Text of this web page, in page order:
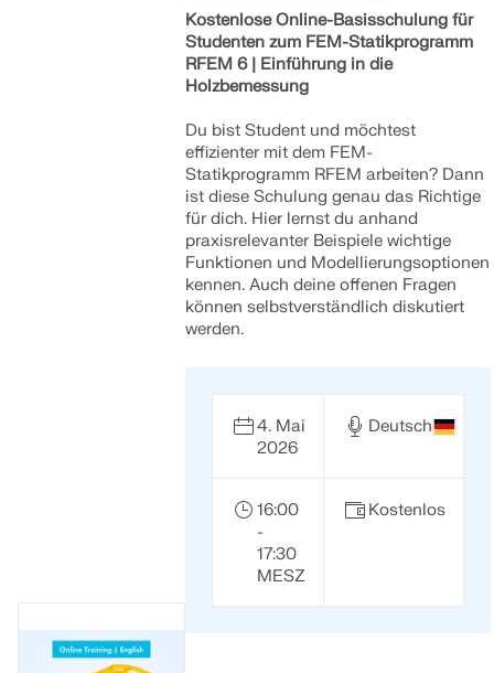
Kostenlose Online-Basisschulung für
Studenten zum FEM-Statikprogramm
RFEM 6 | Einführung in die
Holzbemessung
Du bist Student und möchtest
effizienter mit dem FEM-
Statikprogramm RFEM arbeiten? Dann
ist diese Schulung genau das Richtige
für dich. Hier lernst du anhand
praxisrelevanter Beispiele wichtige
Funktionen und Modellierungsoptionen
kennen. Auch deine offenen Fragen
können selbstverständlich diskutiert
werden.
4. Mai
2026
Deutsch
16:00
-
17:30
MESZ
Kostenlos